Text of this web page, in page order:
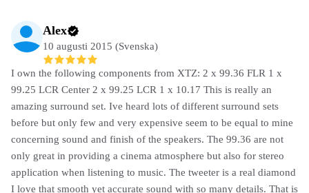
Alex
10 augusti 2015 (Svenska)
I own the following components from XTZ: 2 x 99.36 FLR 1 x
99.25 LCR Center 2 x 99.25 LCR 1 x 10.17 This is really an
amazing surround set. Ive heard lots of different surround sets
before but only few and very expensive seem to be equal to mine
concerning sound and finish of the speakers. The 99.36 are not
only great in providing a cinema atmosphere but also for stereo
application when listening to music. The tweeter is a real diamond
I love that smooth yet accurate sound with so many details. That is